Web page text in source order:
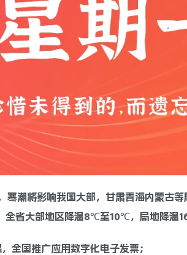
寒潮将影响我国大部，甘肃青海内蒙古
全省大部地区降温8℃至10℃，局地降温
全国推广应用数字化电子发票；